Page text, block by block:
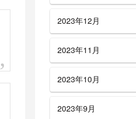
2023年12月
2023年11月
2023年10月
2023年9月